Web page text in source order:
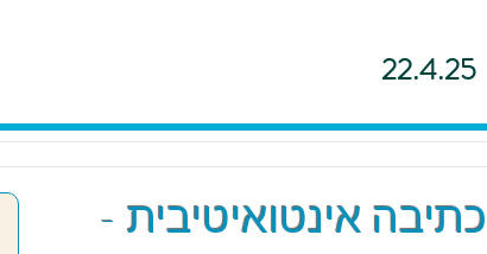
22.4.25
כתיבה אינטואיטיבית -